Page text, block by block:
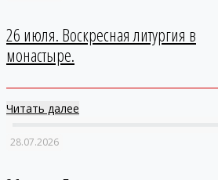
26 июля. Воскресная литургия в
монастыре.
Читать далее
28.07.2026